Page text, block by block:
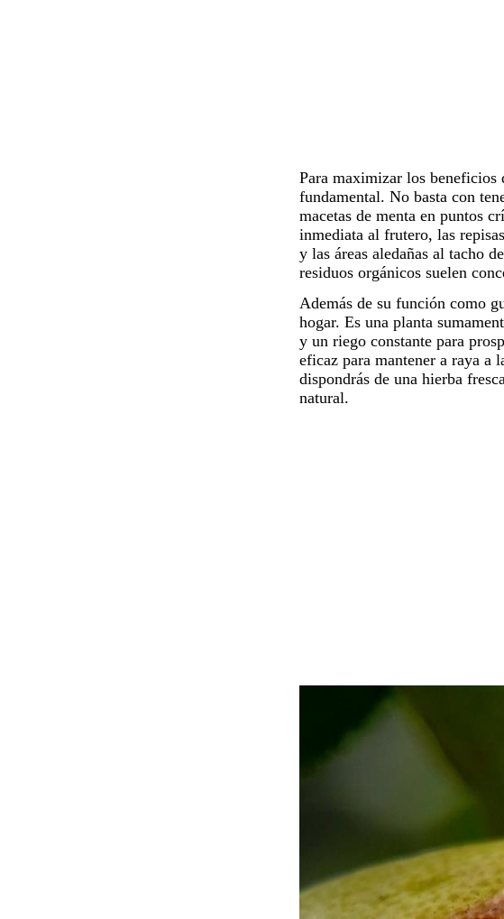
Para maximizar los beneficios
fundamental. No basta con
macetas de menta en puntos
inmediata al frutero, las
y las áreas aledañas al tacho
residuos orgánicos suelen
Además de su función como
hogar. Es una planta
y un riego constante para
eficaz para mantener a raya a
dispondrás de una hierba
natural.